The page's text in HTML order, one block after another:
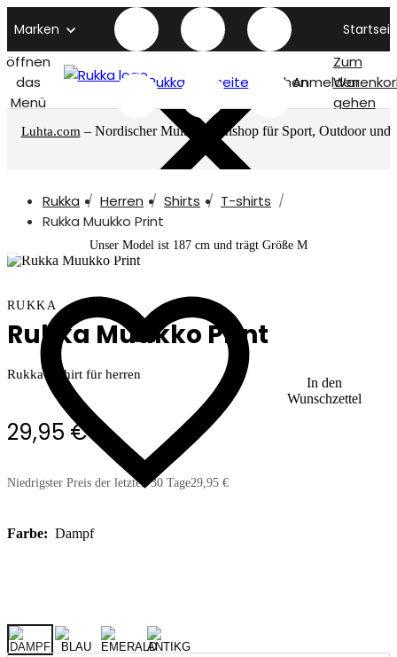
Marken
öffnen
das
Menü
Rukka titelseite SuchenAnmelden
Zum
gehen
Luhta.com – Nordischer Multimarkenshop für Sport, Outdoor und
Rukka Herren Shirts
T-shirts
Rukka Muukko Print
In den
Wunschzettel
Unser Model ist 187 cm und trägt Größe M
RUKKA
Rukka Muukko Print
Rukka T-shirt für herren
29,95 €
Niedrigster Preis der letzten 30 Tage29,95 €
Farbe: Dampf